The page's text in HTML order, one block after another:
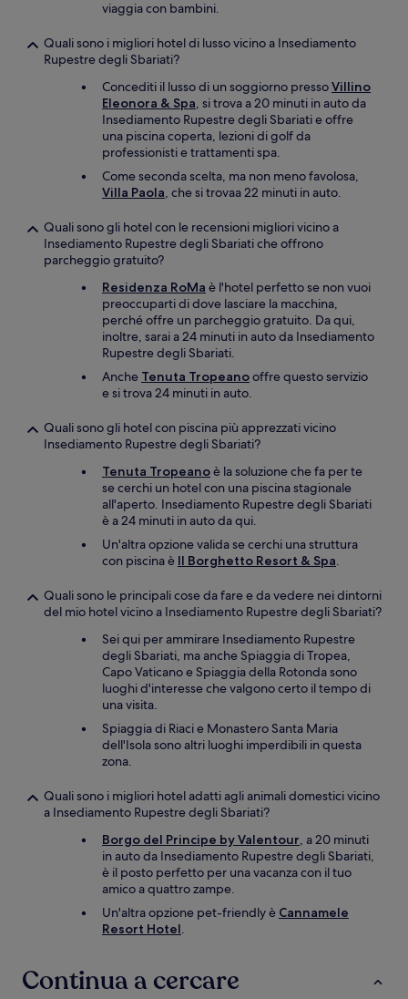
viaggia con bambini.
Quali sono i migliori hotel di lusso vicino a Insediamento
Rupestre degli Sbariati?
Concediti il lusso di un soggiorno pressoVillino
Eleonora & Spa, si trova a 20 minuti in auto da
Insediamento Rupestre degli Sbariati e offre
una piscina coperta, lezioni di golf da
professionisti e trattamenti spa.
Come seconda scelta, ma non meno favolosa,
Villa Paola, che si trovaa 22 minuti in auto.
Quali sono gli hotel con le recensioni migliori vicino a
Insediamento Rupestre degli Sbariati che offrono
parcheggio gratuito?
Residenza RoMa è l'hotel perfetto se non vuoi
preoccuparti di dove lasciare la macchina,
perché offre un parcheggio gratuito. Da qui,
inoltre, sarai a 24 minuti in auto da Insediamento
Rupestre degli Sbariati.
Anche Tenuta Tropeanooffre questo servizio
e si trova 24 minuti in auto.
Quali sono gli hotel con piscina più apprezzati vicino
Insediamento Rupestre degli Sbariati?
Tenuta Tropeanoè la soluzione che fa per te
se cerchi un hotel con una piscina stagionale
all'aperto. Insediamento Rupestre degli Sbariati
è a 24 minuti in auto da qui.
Un'altra opzione valida se cerchi una struttura
con piscina è Il Borghetto Resort & Spa.
Quali sono le principali cose da fare e da vedere nei dintorni
del mio hotel vicino a Insediamento Rupestre degli Sbariati?
Sei qui per ammirare Insediamento Rupestre
degli Sbariati, ma anche Spiaggia di Tropea,
Capo Vaticano e Spiaggia della Rotonda sono
luoghi d'interesse che valgono certo il tempo di
una visita.
Spiaggia di Riaci e Monastero Santa Maria
dell'Isola sono altri luoghi imperdibili in questa
zona.
Quali sono i migliori hotel adatti agli animali domestici vicino
a Insediamento Rupestre degli Sbariati?
Borgo del Principe by Valentour, a 20 minuti
in auto da Insediamento Rupestre degli Sbariati,
è il posto perfetto per una vacanza con il tuo
amico a quattro zampe.
Un'altra opzione pet-friendly è Cannamele
Resort Hotel.
Continua a cercare